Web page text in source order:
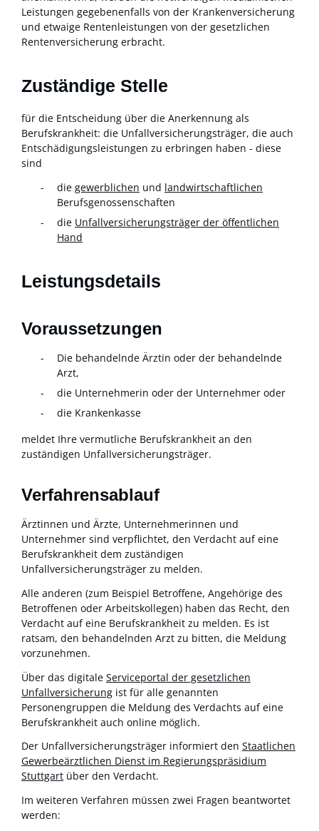
Leistungen gegebenenfalls von der Krankenversicherung
und etwaige Rentenleistungen von der gesetzlichen
Rentenversicherung erbracht.
Zuständige Stelle
für die Entscheidung über die Anerkennung als
Berufskrankheit: die Unfallversicherungsträger, die auch
Entschädigungsleistungen zu erbringen haben - diese
sind
die gewerblichen und landwirtschaftlichen
Berufsgenossenschaften
die Unfallversicherungsträger der öffentlichen
Hand
Leistungsdetails
Voraussetzungen
Die behandelnde Ärztin oder der behandelnde
Arzt,
die Unternehmerin oder der Unternehmer oder
die Krankenkasse
meldet Ihre vermutliche Berufskrankheit an den
zuständigen Unfallversicherungsträger.
Verfahrensablauf
Ärztinnen und Ärzte, Unternehmerinnen und
Unternehmer sind verpflichtet, den Verdacht auf eine
Berufskrankheit dem zuständigen
Unfallversicherungsträger zu melden.
Alle anderen (zum Beispiel Betroffene, Angehörige des
Betroffenen oder Arbeitskollegen) haben das Recht, den
Verdacht auf eine Berufskrankheit zu melden. Es ist
ratsam, den behandelnden Arzt zu bitten, die Meldung
vorzunehmen.
Über das digitale Serviceportal der gesetzlichen
Unfallversicherung ist für alle genannten
Personengruppen die Meldung des Verdachts auf eine
Berufskrankheit auch online möglich.
Der Unfallversicherungsträger informiert den Staatlichen
Gewerbeärztlichen Dienst im Regierungspräsidium
Stuttgart über den Verdacht.
Im weiteren Verfahren müssen zwei Fragen beantwortet
werden: